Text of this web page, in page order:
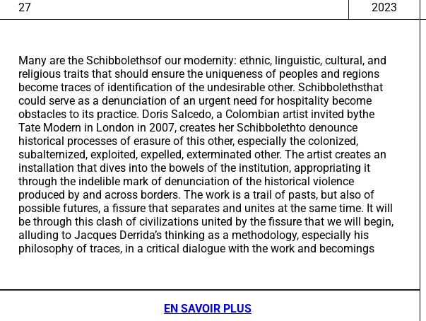
27 2023
Many are the Schibbolethsof our modernity: ethnic, linguistic, cultural, and
religious traits that should ensure the uniqueness of peoples and regions
become traces of identification of the undesirable other. Schibbolethsthat
could serve as a denunciation of an urgent need for hospitality become
obstacles to its practice. Doris Salcedo, a Colombian artist invited bythe
Tate Modern in London in 2007, creates her Schibbolethto denounce
historical processes of erasure of this other, especially the colonized,
subalternized, exploited, expelled, exterminated other. The artist creates an
installation that dives into the bowels of the institution, appropriating it
through the indelible mark of denunciation of the historical violence
produced by and across borders. The work is a trail of pasts, but also of
possible futures, a fissure that separates and unites at the same time. It will
be through this clash of civilizations united by the fissure that we will begin,
alluding to Jacques Derrida’s thinking as a methodology, especially his
philosophy of traces, in a critical dialogue with the work and becomings
EN SAVOIR PLUS